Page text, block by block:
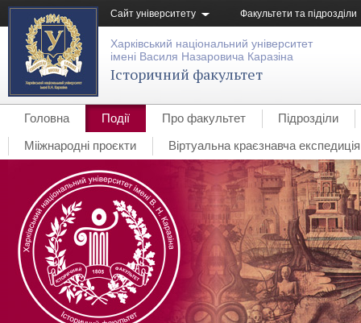
Сайт університету Факультети та підрозділи
Харківський національний університет
імені Василя Назаровича Каразіна
Історичний факультет
Головна Події Про факультет
Підрозділи
Мііжнародні проєкти
Віртуальна краєзнавча